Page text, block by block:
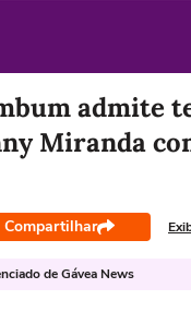
admite
Miranda
Compartilhar
de Gávea News